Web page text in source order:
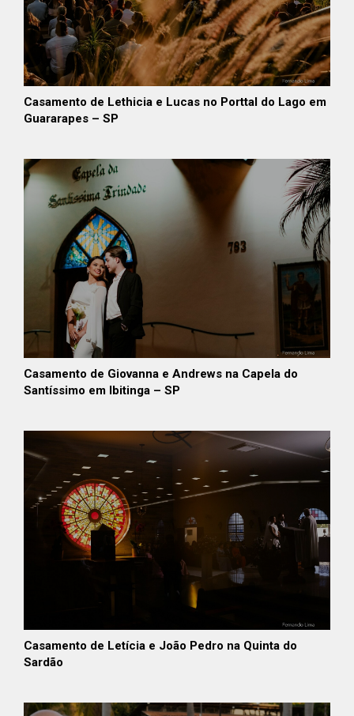
Casamento de Lethicia e Lucas no Porttal do Lago em
Guararapes – SP
Casamento de Giovanna e Andrews na Capela do
Santíssimo em Ibitinga – SP
Casamento de Letícia e João Pedro na Quinta do
Sardão